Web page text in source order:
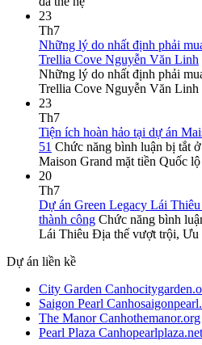
23
Th7
Những lý do nhất định phải
Trellia Cove Nguyễn Văn Linh
Những lý do nhất định phải
Trellia Cove Nguyễn Văn Linh
23
Th7
Tiện ích hoàn hảo tại dự án
51 Chức năng bình luận bị tắt
Maison Grand mặt tiền Quốc lộ
20
Th7
Dự án Green Legacy Lái
thành công Chức năng bình
Lái Thiêu Địa thế vượt trội, Ưu
Dự án liền kề
City Garden
Saigon Pearl
The Manor Canhothemanor.org
Pearl Plaza Canhopearlplaza.net